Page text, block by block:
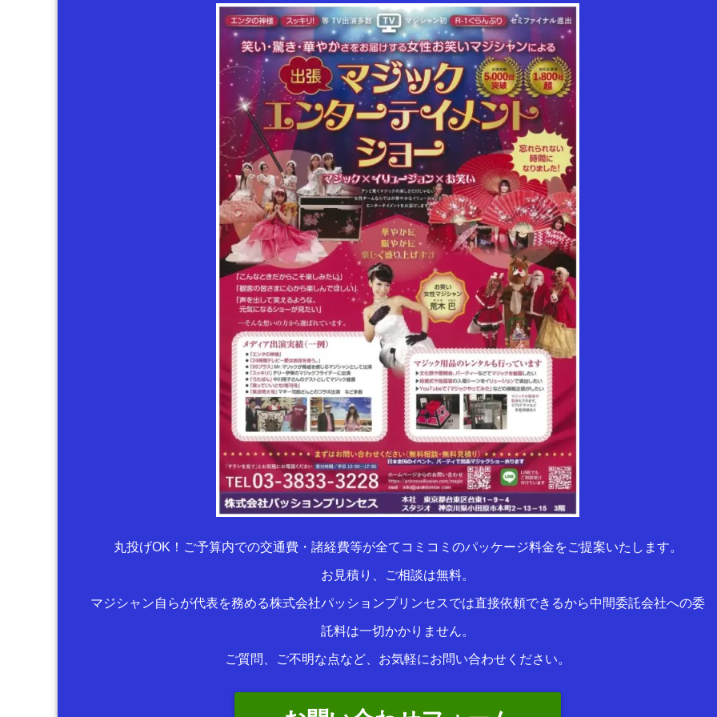
丸投げOK！ご予算内での交通費・諸経費等が全てコミコミのパッケージ料金をご提案いたします。
お見積り、ご相談は無料。
マジシャン自らが代表を務める株式会社パッションプリンセスでは直接依頼できるから中間委託会社への委
託料は一切かかりません。
ご質問、ご不明な点など、お気軽にお問い合わせください。